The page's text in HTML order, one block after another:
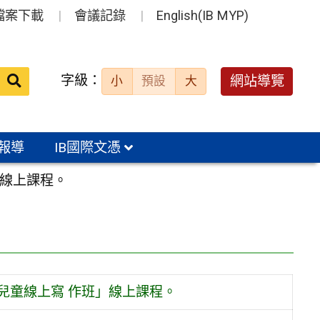
案下載 會議記錄 English(IB MYP)
送出 字級： 小 預設 大 網站導覽
導 IB國際文憑
上課程。
線上寫 作班」線上課程。